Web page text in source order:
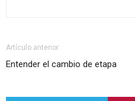
Artículo anterior
Entender el cambio de etapa